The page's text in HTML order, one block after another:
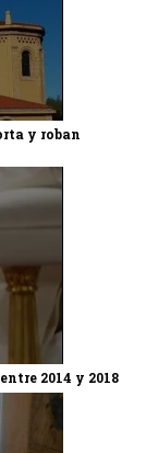
y roban
2014 y 2018